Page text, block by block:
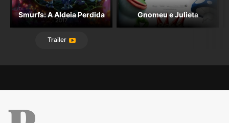
Smurfs: A Aldeia Perdida
Trailer
Gnomeu e Julieta